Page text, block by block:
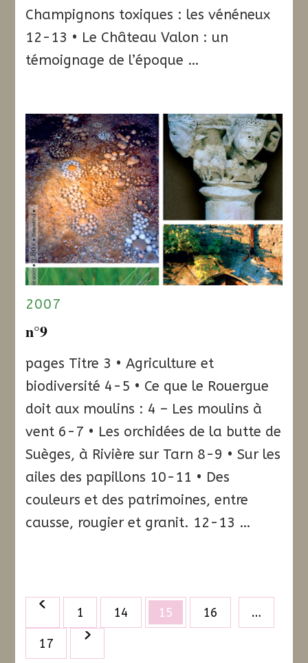
Champignons toxiques : les vénéneux
12-13 • Le Château Valon : un
témoignage de l’époque …
2007
n°9
pages Titre 3 • Agriculture et
biodiversité 4-5 • Ce que le Rouergue
doit aux moulins : 4 – Les moulins à
vent 6-7 • Les orchidées de la butte de
Suèges, à Rivière sur Tarn 8-9 • Sur les
ailes des papillons 10-11 • Des
couleurs et des patrimoines, entre
causse, rougier et granit. 12-13 …
Pagination
des
publications
Page
1 …
Page
14 Page
15 Page
16
Page
17